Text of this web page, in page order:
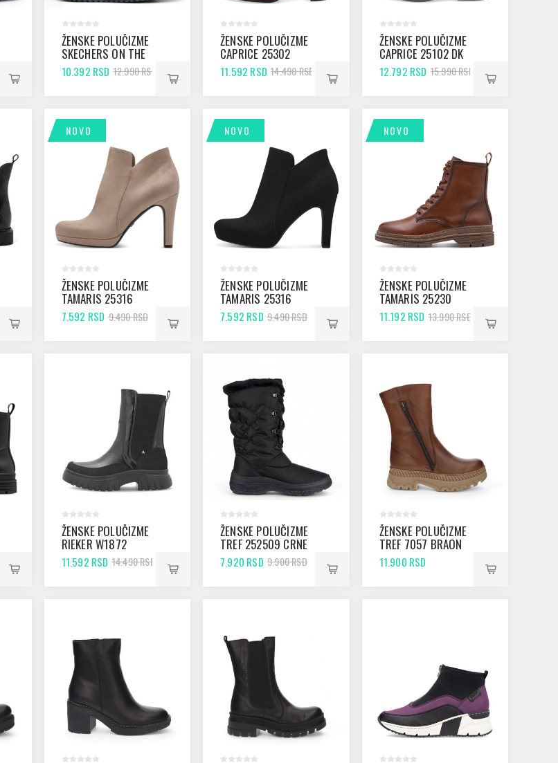
ŽENSKE POLUČIZME
SKECHERS ON THE
GO STELLAR BLACK
10.392 RSD 12.990 RSD
ŽENSKE POLUČIZME
CAPRICE 25302
BORDEAUX COMB
11.592 RSD 14.490 RSD
ŽENSKE POLUČIZME
CAPRICE 25102 DK
BROWN COMB
12.792 RSD 15.990 RSD
NOVO
ŽENSKE POLUČIZME
TAMARIS 25316
TAUPE
7.592 RSD 9.490 RSD
NOVO
ŽENSKE POLUČIZME
TAMARIS 25316
BLACK
7.592 RSD 9.490 RSD
NOVO
ŽENSKE POLUČIZME
TAMARIS 25230
MUSCAT
11.192 RSD 13.990 RSD
ŽENSKE POLUČIZME
RIEKER W1872
BLACK
11.592 RSD 14.490 RSD
ŽENSKE POLUČIZME
TREF 252509 CRNE
7.920 RSD 9.900 RSD
ŽENSKE POLUČIZME
TREF 7057 BRAON
11.900 RSD